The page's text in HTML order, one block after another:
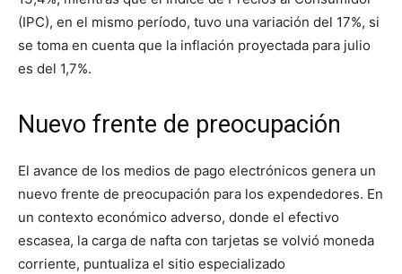
(IPC), en el mismo período, tuvo una variación del 17%, si
se toma en cuenta que la inflación proyectada para julio
es del 1,7%.
Nuevo frente de preocupación
El avance de los medios de pago electrónicos genera un
nuevo frente de preocupación para los expendedores. En
un contexto económico adverso, donde el efectivo
escasea, la carga de nafta con tarjetas se volvió moneda
corriente, puntualiza el sitio especializado